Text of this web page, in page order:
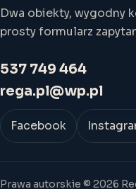
Dwa obiekty, wygodny
prosty formularz
537 749 464
rega.pl@wp.pl
Facebook
Prawa autorskie © 2026